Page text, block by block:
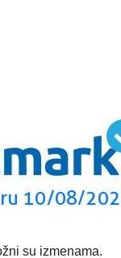
su izmenama.